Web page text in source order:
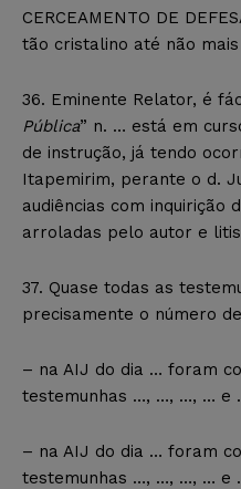
CERCEAMENTO DE
tão cristalino até não
36. Eminente Relator, é
Pública” n. … está em
de instrução, já tendo
Itapemirim, perante o d.
audiências com inquirição
arroladas pelo autor e
37. Quase todas as
precisamente o número
– na AIJ do dia … foram
testemunhas …, …, …, … e
– na AIJ do dia … foram
testemunhas …, …, …, … e